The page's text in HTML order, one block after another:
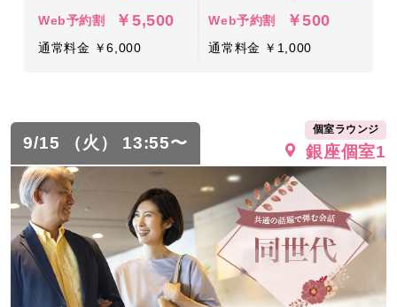
Web予約割 ￥5,500
通常料金 ￥6,000
Web予約割 ￥500
通常料金 ￥1,000
9/15 （火） 13:55〜
個室ラウンジ
銀座個室1